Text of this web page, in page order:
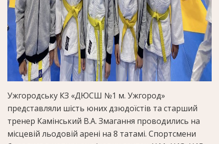
Ужгородську КЗ «ДЮСШ №1 м. Ужгород»
представляли шість юних дзюдоїстів та старший
тренер Камінський В.А. Змагання проводились на
місцевій льодовій арені на 8 татамі. Спортсмени